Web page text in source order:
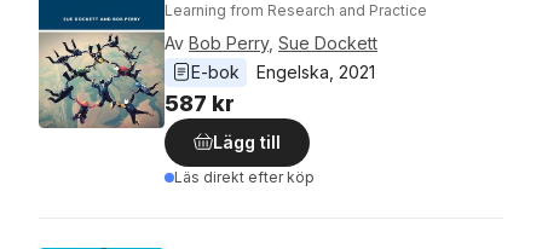
Learning from Research and Practice
Av Bob Perry, Sue Dockett
E-bok
Engelska 2021
587 kr
Lägg till
Läs direkt efter köp